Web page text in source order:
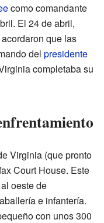
como comandante
El 24 de abril,
que las
del presidente
completaba su
Virginia (que pronto
Court House. Este
oeste de
e infantería.
con unos 300